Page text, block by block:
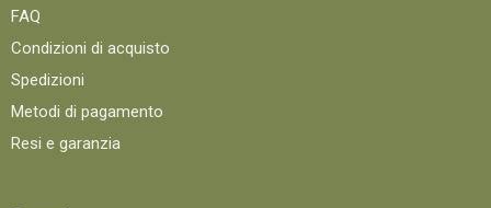
FAQ
Condizioni di acquisto
Spedizioni
Metodi di pagamento
Resi e garanzia